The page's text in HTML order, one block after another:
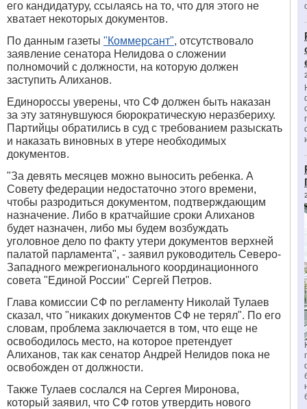
его кандидатуру, ссылаясь на то, что для этого не
хватает некоторых документов.
По данным газеты "Коммерсант", отсутствовало
заявление сенатора Нелидова о сложении
полномочий с должности, на которую должен
заступить Алиханов.
Единороссы уверены, что СФ должен быть наказан
за эту затянувшуюся бюрократическую неразбериху.
Партийцы обратились в суд с требованием разыскать
и наказать виновных в утере необходимых
документов.
"За девять месяцев можно выносить ребенка. А
Совету федерации недостаточно этого времени,
чтобы разродиться документом, подтверждающим
назначение. Либо в кратчайшие сроки Алиханов
будет назначен, либо мы будем возбуждать
уголовное дело по факту утери документов верхней
палатой парламента", - заявил руководитель Северо-
Западного межрегионального координационного
совета "Единой России" Сергей Петров.
Глава комиссии СФ по регламенту Николай Тулаев
сказал, что "никаких документов СФ не терял". По его
словам, проблема заключается в том, что еще не
освободилось место, на которое претендует
Алиханов, так как сенатор Андрей Нелидов пока не
освобожден от должности.
Также Тулаев сослался на Сергея Миронова,
который заявил, что СФ готов утвердить нового